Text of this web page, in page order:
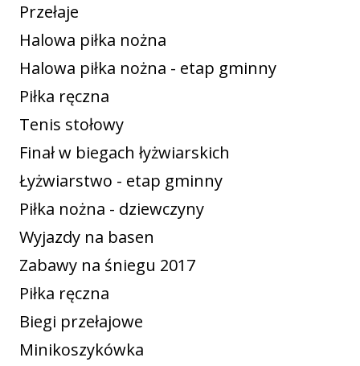
Przełaje
Halowa piłka nożna
Halowa piłka nożna - etap gminny
Piłka ręczna
Tenis stołowy
Finał w biegach łyżwiarskich
Łyżwiarstwo - etap gminny
Piłka nożna - dziewczyny
Wyjazdy na basen
Zabawy na śniegu 2017
Piłka ręczna
Biegi przełajowe
Minikoszykówka